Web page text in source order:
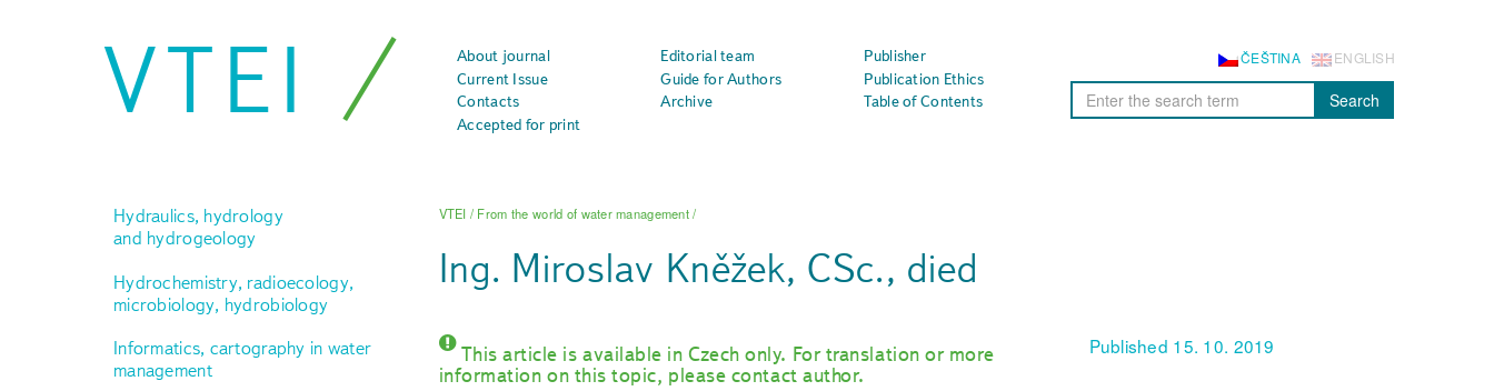
VTEI About journal Editorial team
Publisher
Current Issue
Guide for Authors
Publication Ethics
Contacts
Archive
Table of Contents
Accepted for print
ENGLISH
ČEŠTINA
Search
Hydraulics, hydrology
and hydrogeology
Hydrochemistry, radioecology,
microbiology, hydrobiology
Informatics, cartography in water
management
VTEI / From the world of water management/
Ing. Miroslav Kněžek, CSc., died
This article is available in Czech only. For translation or more
information on this topic, please contact author.
Published 15. 10. 2019